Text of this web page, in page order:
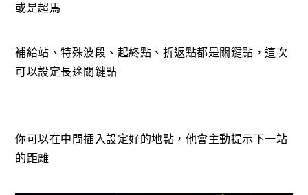
或是超馬
補給站、特殊波段、起終點、折返點都是關鍵點，這次
可以設定長途關鍵點
你可以在中間插入設定好的地點，他會主動提示下一站
的距離